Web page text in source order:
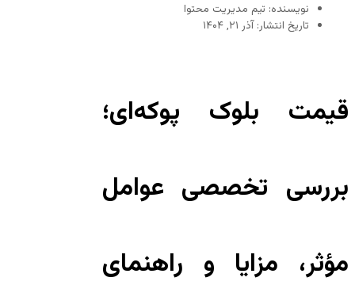
نویسنده: تیم مدیریت محتوا
تاریخ انتشار: آذر ۲۱, ۱۴۰۴
قیمت بلوک پوکه‌ای؛
بررسی تخصصی عوامل
مؤثر، مزایا و راهنمای